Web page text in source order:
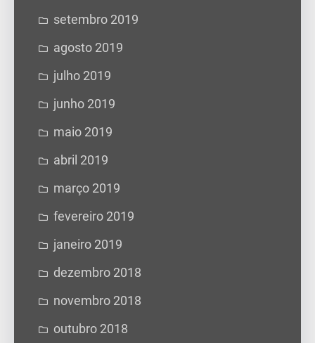
setembro 2019
agosto 2019
julho 2019
junho 2019
maio 2019
abril 2019
março 2019
fevereiro 2019
janeiro 2019
dezembro 2018
novembro 2018
outubro 2018